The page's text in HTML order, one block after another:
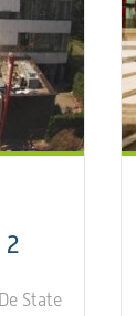
2
State